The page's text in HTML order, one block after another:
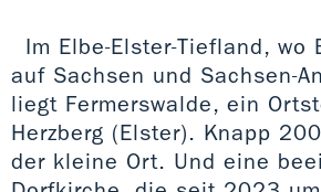
Im Elbe-Elster-Tiefland, wo
auf Sachsen und Sachsen-
liegt Fermerswalde, ein
Herzberg (Elster). Knapp
der kleine Ort. Und eine